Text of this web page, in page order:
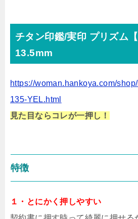
チタン印鑑/実印 プリズム【
13.5mm
https://woman.hankoya.com/
135-YEL.html
見た目ならコレが一押し！
特徴
１・とにかく押しやすい